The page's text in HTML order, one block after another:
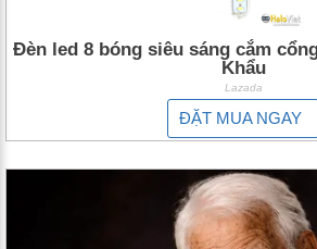
Đèn led 8 bóng siêu sáng cắm
Khẩu
Lazada
ĐẶT MUA NGAY